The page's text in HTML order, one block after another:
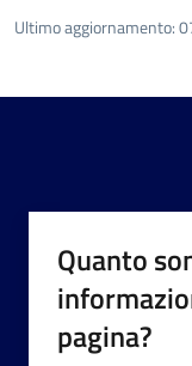
Ultimo aggiornamento:
Quanto
pagina?